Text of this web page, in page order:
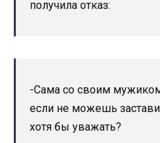
получила отказ:
-Сама со своим
если не можешь
хотя бы уважать?